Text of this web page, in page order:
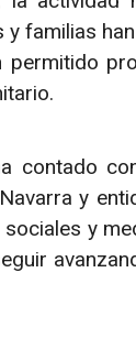
y familias
permitido
contado
y
y